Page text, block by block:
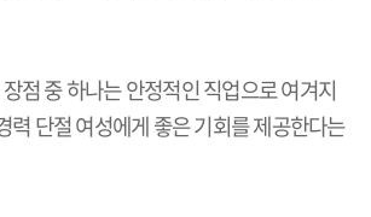
점 중 하나는 안정적인 직업으로 여겨지
력 단절 여성에게 좋은 기회를 제공한다는